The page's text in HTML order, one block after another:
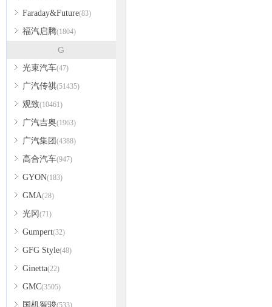
Faraday&Future(83)
福汽启腾(1804)
G
光束汽车(47)
广汽传祺(51435)
观致(10461)
广汽吉奥(1963)
广汽集团 (4388)
高合汽车(947)
GYON(183)
GMA(28)
光冈 (71)
Gumpert(32)
GFG Style(48)
Ginetta(22)
GMC(3505)
国机智骏(533)